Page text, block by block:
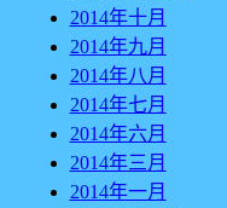
2014年十月
2014年九月
2014年八月
2014年七月
2014年六月
2014年三月
2014年一月